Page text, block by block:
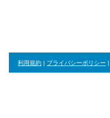
利用規約 | プライバシーポリシー |